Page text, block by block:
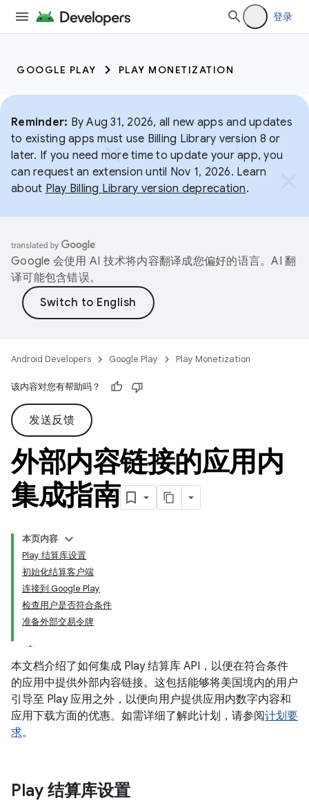
登录
GOOGLE PLAY PLAY MONETIZATION
Reminder: By Aug 31, 2026, all new apps and updates
to existing apps must use Billing Library version 8 or
later. If you need more time to update your app, you
can request an extension until Nov 1, 2026. Learn
about Play Billing Library version deprecation.
Google 会使用 AI 技术将内容翻译成您偏好的语言。AI 翻
译可能包含错误。
Android Developers Google Play Play Monetization
该内容对您有帮助吗？
发送反馈
外部内容链接的应用内
集成指南
本页内容
Play 结算库设置
初始化结算客户端
连接到 Google Play
检查用户是否符合条件
准备外部交易令牌
本文档介绍了如何集成 Play 结算库 API，以便在符合条件
的应用中提供外部内容链接。这包括能够将美国境内的用户
引导至 Play 应用之外，以便向用户提供应用内数字内容和
应用下载方面的优惠。如需详细了解此计划，请参阅计划要
求。
Play 结算库设置